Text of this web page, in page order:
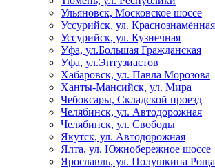
Ульяновск, Московское шоссе
Уссурийск, ул. Краснознамённая
Уссурийск, ул. Кузнечная
Уфа, ул.Большая Гражданская
Уфа, ул.Энтузиастов
Хабаровск, ул. Павла Морозова
Ханты-Мансийск, ул. Мира
Чебоксары, Складской проезд
Челябинск, ул. Автодорожная
Челябинск, ул. Свободы
Якутск, ул. Автодорожная
Ялта, ул. Южнобережное шоссе
Ярославль, ул. Полушкина Роща